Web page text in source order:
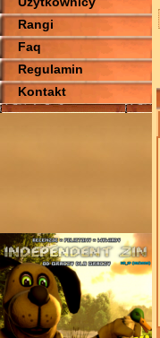
Rangi
Faq
Regulamin
Kontakt